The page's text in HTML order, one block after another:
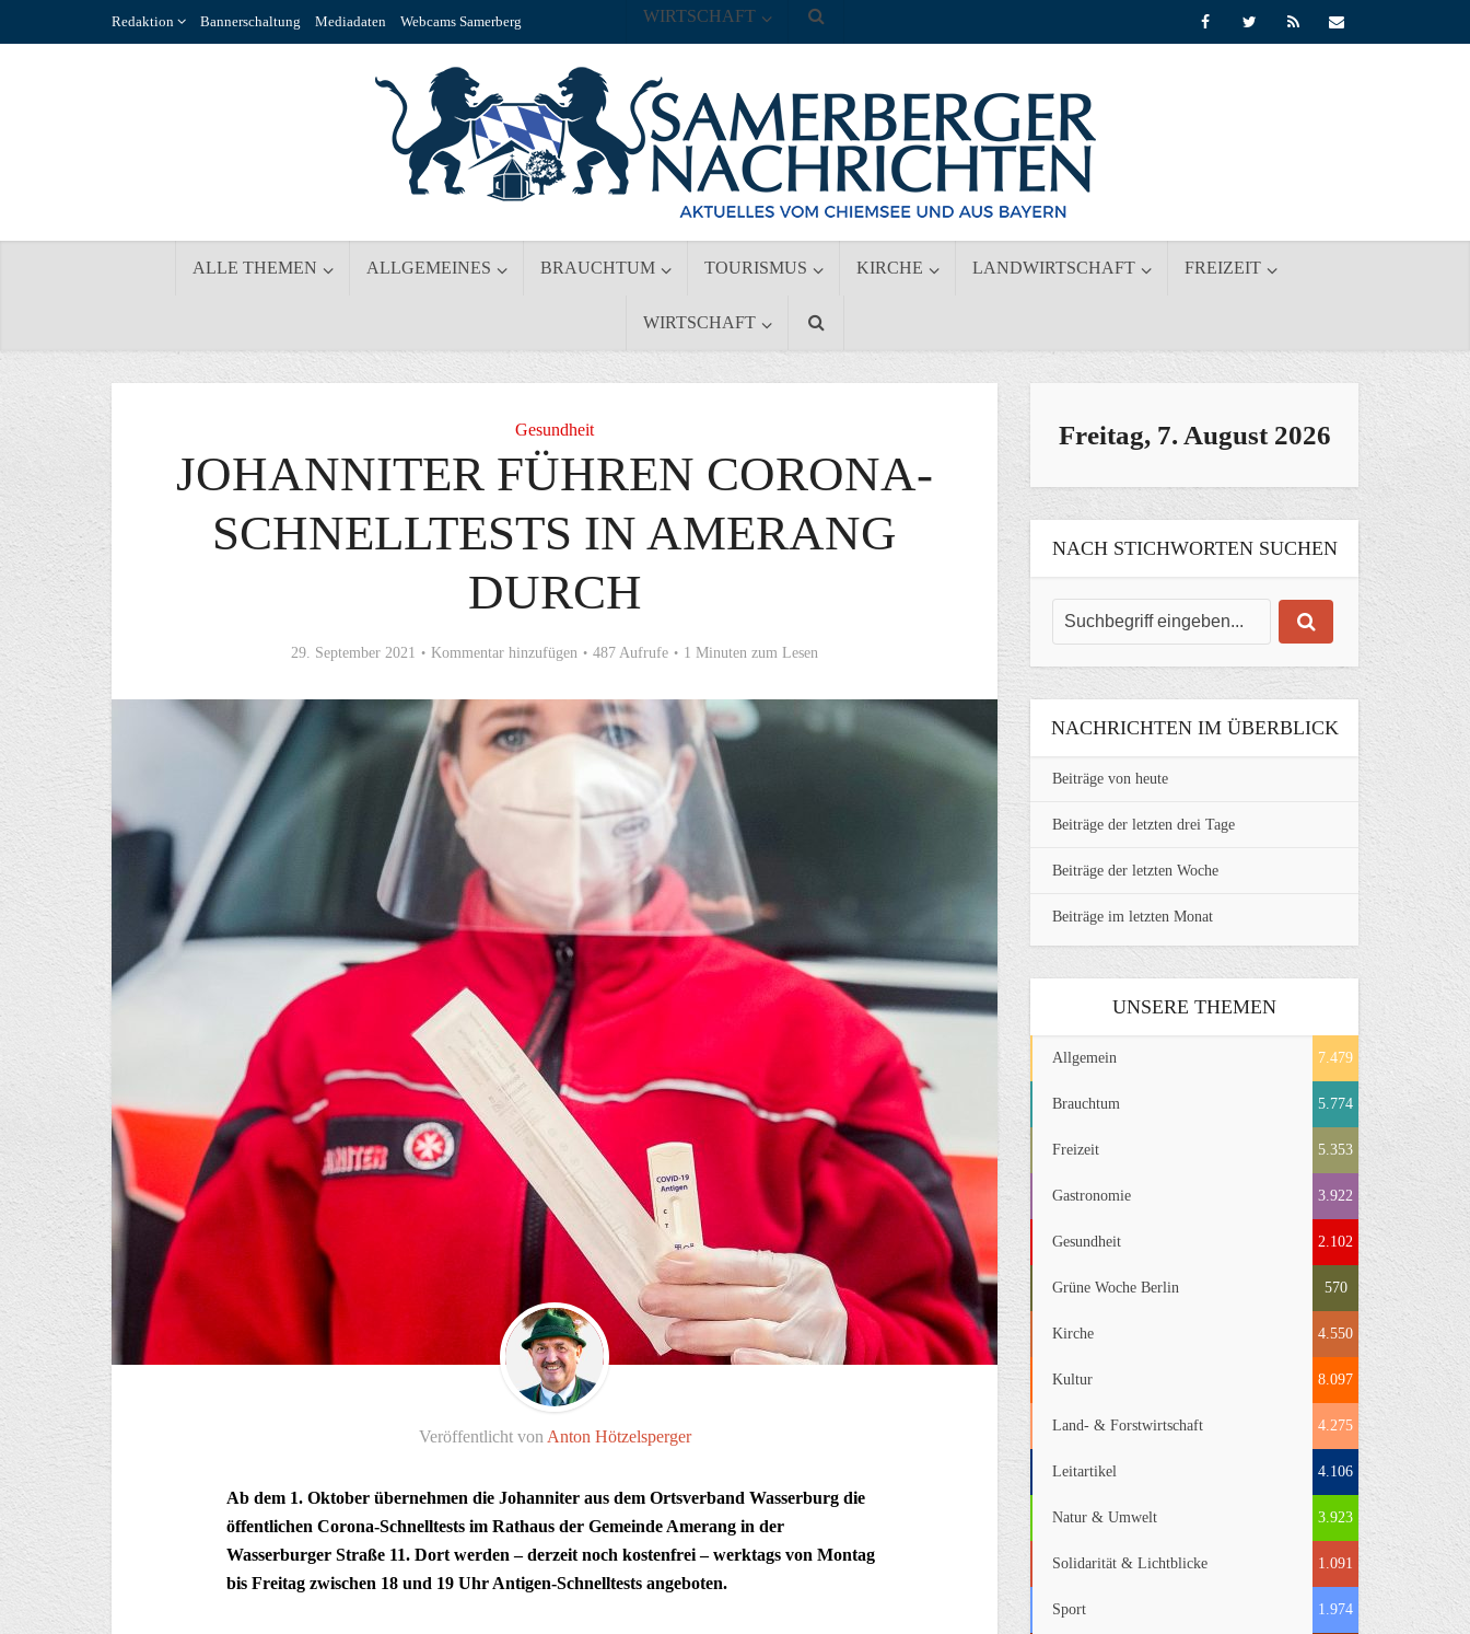
Redaktion Bannerschaltung Mediadaten Webcams Samerberg
ALLE THEMEN ALLGEMEINES BRAUCHTUM TOURISMUS KIRCHE LANDWIRTSCHAFT FREIZEIT
WIRTSCHAFT
WIRTSCHAFT
Gesundheit
JOHANNITER FÜHREN CORONA-
SCHNELLTESTS IN AMERANG
DURCH
29. September 2021 Kommentar hinzufügen 487 Aufrufe 1 Minuten zum Lesen
Veröffentlicht von Anton Hötzelsperger
Ab dem 1. Oktober übernehmen die Johanniter aus dem Ortsverband Wasserburg die
öffentlichen Corona-Schnelltests im Rathaus der Gemeinde Amerang in der
Wasserburger Straße 11. Dort werden – derzeit noch kostenfrei – werktags von Montag
bis Freitag zwischen 18 und 19 Uhr Antigen-Schnelltests angeboten.
Freitag, 7. August 2026
NACH STICHWORTEN SUCHEN
NACHRICHTEN IM ÜBERBLICK
Beiträge von heute
Beiträge der letzten drei Tage
Beiträge der letzten Woche
Beiträge im letzten Monat
UNSERE THEMEN
Allgemein 7.479
Brauchtum 5.774
Freizeit 5.353
Gastronomie 3.922
Gesundheit 2.102
Grüne Woche Berlin 570
Kirche 4.550
Kultur 8.097
Land- & Forstwirtschaft 4.275
Leitartikel 4.106
Natur & Umwelt 3.923
Solidarität & Lichtblicke 1.091
Sport 1.974